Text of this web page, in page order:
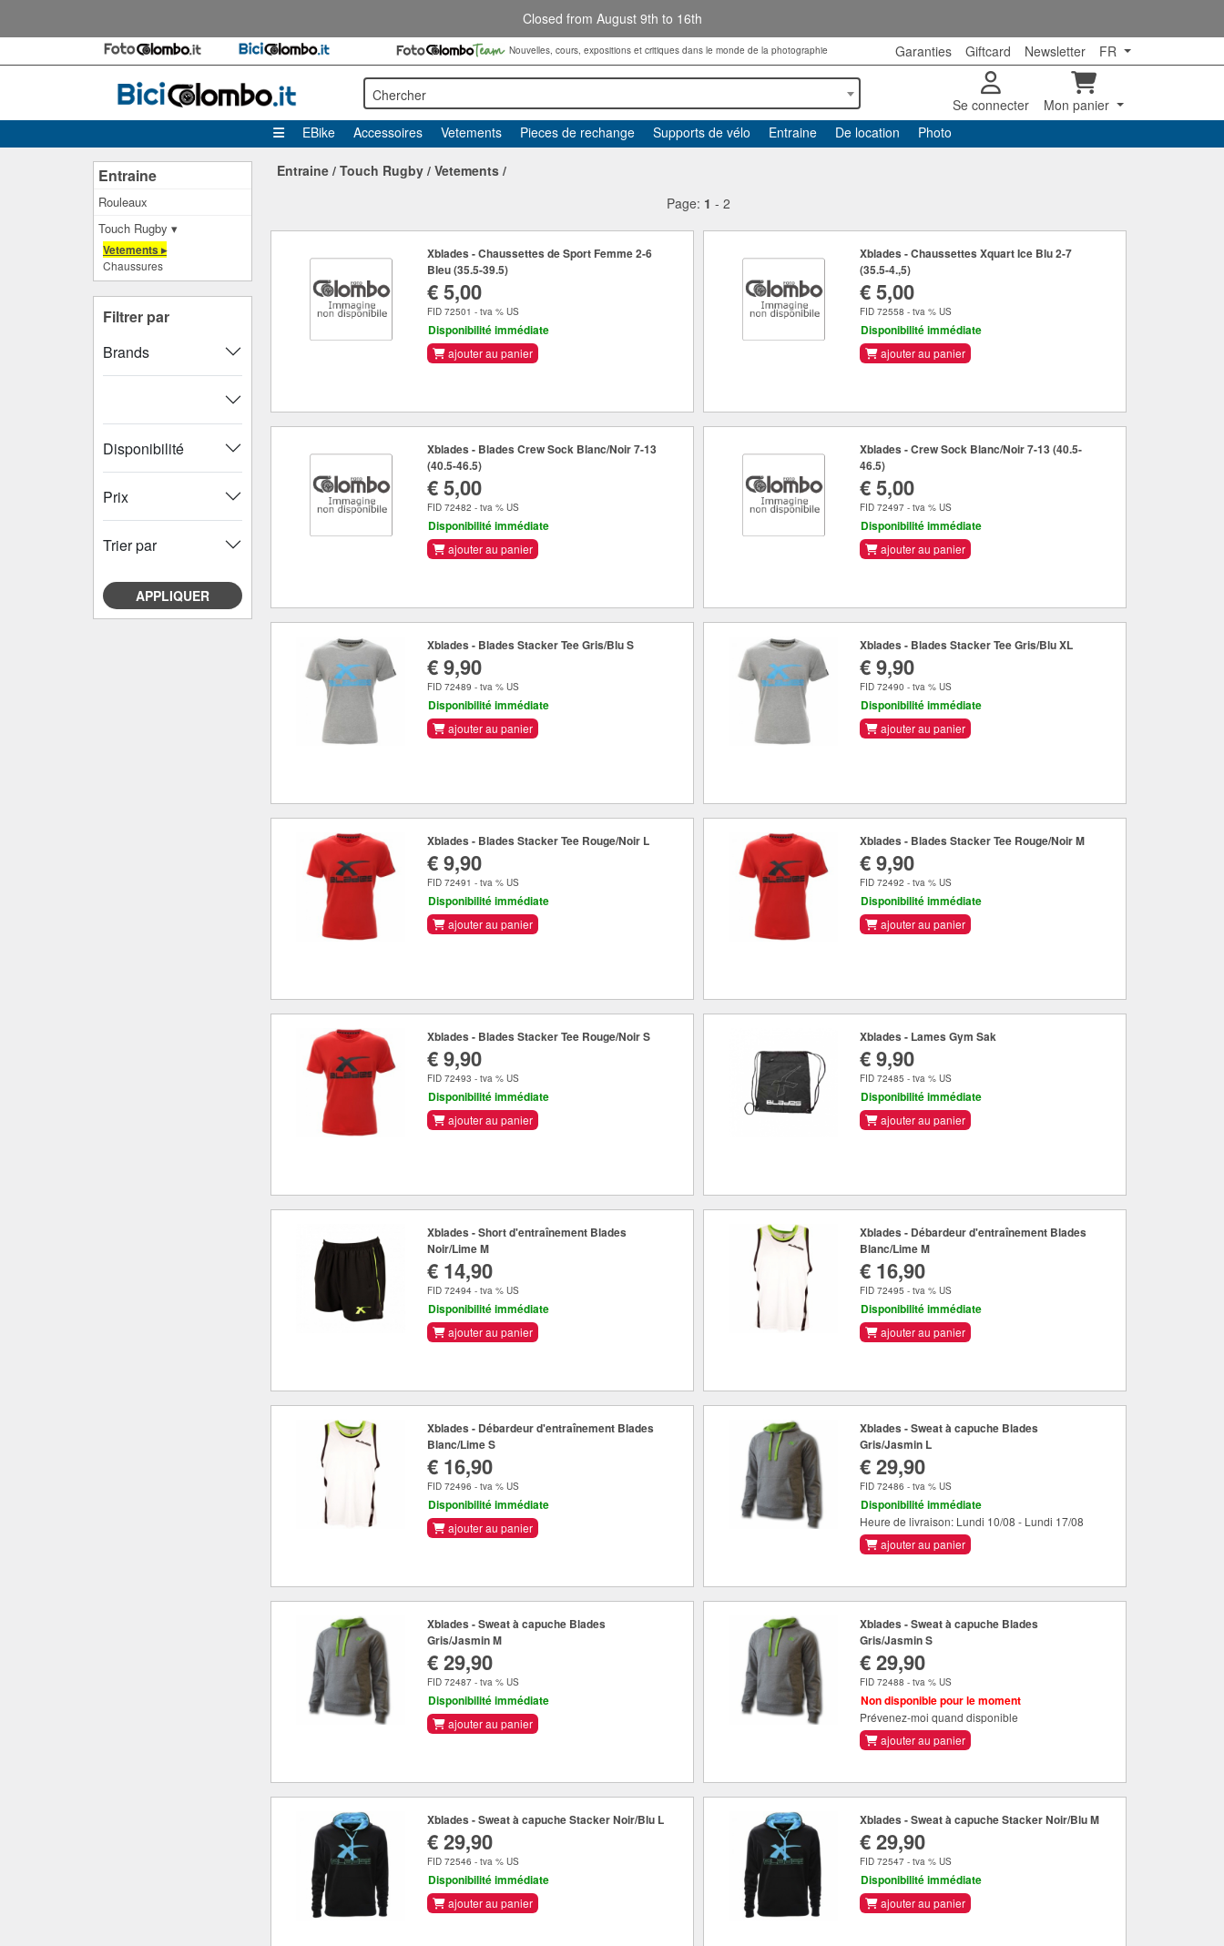
Closed from August 9th to 16th
Nouvelles, cours, expositions et critiques dans le monde de la photographie Garanties Giftcard Newsletter FR
Chercher
Se connecter
Mon panier
EBike
Accessoires Vetements Pieces de rechange Supports de vélo Entraine De location Photo
Entraine
Rouleaux
Touch Rugby ▾
Vetements ▸
Chaussures
Filtrer par
Brands
Disponibilité
Prix
Trier par
APPLIQUER
Entraine / Touch Rugby / Vetements /
Page: 1 - 2
Xblades - Chaussettes de Sport Femme 2-6
Bleu (35.5-39.5)
€ 5,00
FID 72501 - tva % US
Disponibilité immédiate
ajouter au panier
Xblades - Chaussettes Xquart Ice Blu 2-7
(35.5-4.,5)
€ 5,00
FID 72558 - tva % US
Disponibilité immédiate
ajouter au panier
Xblades - Blades Crew Sock Blanc/Noir 7-13
(40.5-46.5)
€ 5,00
FID 72482 - tva % US
Disponibilité immédiate
ajouter au panier
Xblades - Crew Sock Blanc/Noir 7-13 (40.5-
46.5)
€ 5,00
FID 72497 - tva % US
Disponibilité immédiate
ajouter au panier
Xblades - Blades Stacker Tee Gris/Blu S
€ 9,90
FID 72489 - tva % US
Disponibilité immédiate
ajouter au panier
Xblades - Blades Stacker Tee Gris/Blu XL
€ 9,90
FID 72490 - tva % US
Disponibilité immédiate
ajouter au panier
Xblades - Blades Stacker Tee Rouge/Noir L
€ 9,90
FID 72491 - tva % US
Disponibilité immédiate
ajouter au panier
Xblades - Blades Stacker Tee Rouge/Noir M
€ 9,90
FID 72492 - tva % US
Disponibilité immédiate
ajouter au panier
Xblades - Blades Stacker Tee Rouge/Noir S
€ 9,90
FID 72493 - tva % US
Disponibilité immédiate
ajouter au panier
Xblades - Lames Gym Sak
€ 9,90
FID 72485 - tva % US
Disponibilité immédiate
ajouter au panier
Xblades - Short d'entraînement Blades
Noir/Lime M
€ 14,90
FID 72494 - tva % US
Disponibilité immédiate
ajouter au panier
Xblades - Débardeur d'entraînement Blades
Blanc/Lime M
€ 16,90
FID 72495 - tva % US
Disponibilité immédiate
ajouter au panier
Xblades - Débardeur d'entraînement Blades
Blanc/Lime S
€ 16,90
FID 72496 - tva % US
Disponibilité immédiate
ajouter au panier
Xblades - Sweat à capuche Blades
Gris/Jasmin L
€ 29,90
FID 72486 - tva % US
Disponibilité immédiate
Heure de livraison: Lundi 10/08 - Lundi 17/08
ajouter au panier
Xblades - Sweat à capuche Blades
Gris/Jasmin M
€ 29,90
FID 72487 - tva % US
Disponibilité immédiate
ajouter au panier
Xblades - Sweat à capuche Blades
Gris/Jasmin S
€ 29,90
FID 72488 - tva % US
Non disponible pour le moment
Prévenez-moi quand disponible
ajouter au panier
Xblades - Sweat à capuche Stacker Noir/Blu L
€ 29,90
FID 72546 - tva % US
Disponibilité immédiate
ajouter au panier
Xblades - Sweat à capuche Stacker Noir/Blu M
€ 29,90
FID 72547 - tva % US
Disponibilité immédiate
ajouter au panier